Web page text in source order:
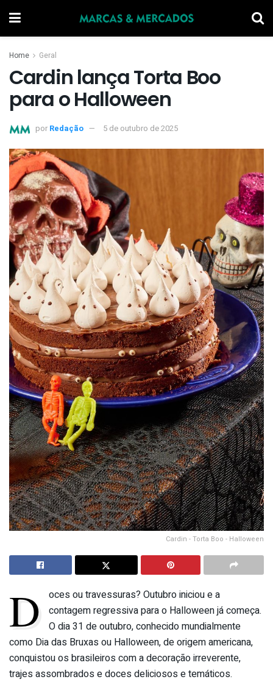
Home Geral
Cardin lança Torta Boo
para o Halloween
por Redação 5 de outubro de 2025
Cardin - Torta Boo - Halloween
D
oces ou travessuras? Outubro iniciou e a
contagem regressiva para o Halloween já começa.
O dia 31 de outubro, conhecido mundialmente
como Dia das Bruxas ou Halloween, de origem americana,
conquistou os brasileiros com a decoração irreverente,
trajes assombrados e doces deliciosos e temáticos.